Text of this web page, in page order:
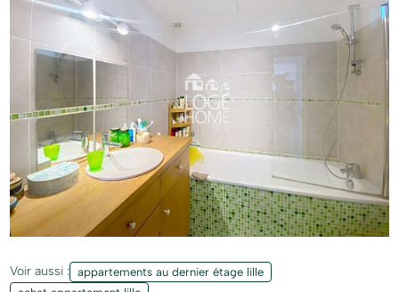
Voir aussi :
appartements au dernier étage lille